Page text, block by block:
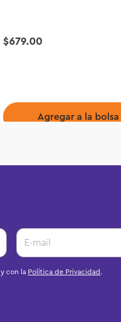
$679.00
Agregar a la bolsa
y con la Política de Privacidad .